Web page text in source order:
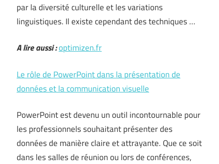
par la diversité culturelle et les variations
linguistiques. Il existe cependant des techniques …
A lire aussi :optimizen.fr
Le rôle de PowerPoint dans la présentation de
données et la communication visuelle
PowerPoint est devenu un outil incontournable pour
les professionnels souhaitant présenter des
données de manière claire et attrayante. Que ce soit
dans les salles de réunion ou lors de conférences,